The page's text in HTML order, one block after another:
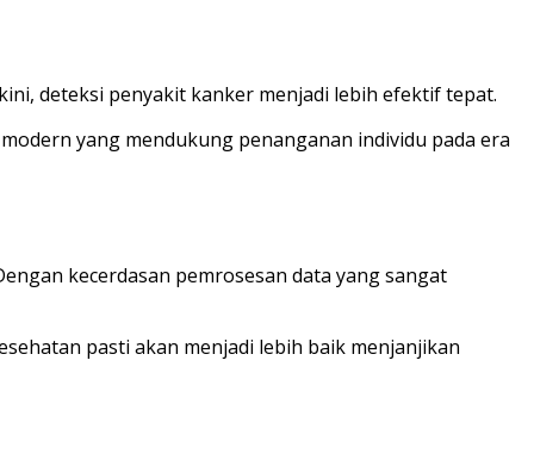
deteksi penyakit kanker menjadi lebih efektif tepat.
yang mendukung penanganan individu pada era
kecerdasan pemrosesan data yang sangat
pasti akan menjadi lebih baik menjanjikan